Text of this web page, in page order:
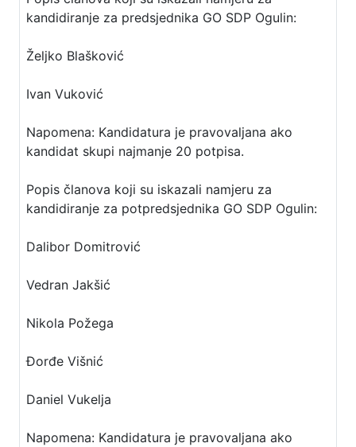
kandidiranje za predsjednika GO SDP Ogulin:
Željko Blašković
Ivan Vuković
Napomena: Kandidatura je pravovaljana ako
kandidat skupi najmanje 20 potpisa.
Popis članova koji su iskazali namjeru za
kandidiranje za potpredsjednika GO SDP Ogulin:
Dalibor Domitrović
Vedran Jakšić
Nikola Požega
Đorđe Višnić
Daniel Vukelja
Napomena: Kandidatura je pravovaljana ako